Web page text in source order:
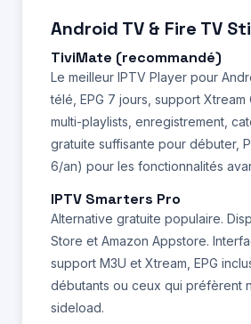
Android TV & Fire TV
TiviMate (recommandé)
Le meilleur IPTV Player pour
télé, EPG 7 jours, support Xtream
multi-playlists, enregistrement,
gratuite suffisante pour débuter,
6/an) pour les fonctionnalités
IPTV Smarters Pro
Alternative gratuite populaire.
Store et Amazon Appstore.
support M3U et Xtream, EPG
débutants ou ceux qui préfèrent
sideload.